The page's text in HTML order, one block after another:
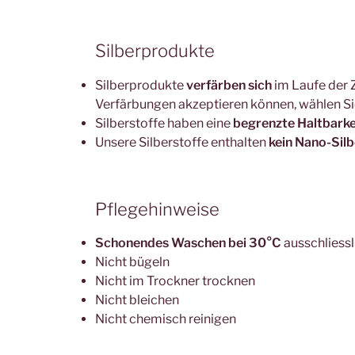
Silberprodukte
Silberprodukteverfärben sich im Laufe der
Verfärbungen akzeptieren können, wählen
Silberstoffe haben eine begrenzte
Unsere Silberstoffe enthalten kein Nano-
Pflegehinweise
Schonendes Waschen bei 30°C
Nicht bügeln
Nicht im Trockner trocknen
Nicht bleichen
Nicht chemisch reinigen